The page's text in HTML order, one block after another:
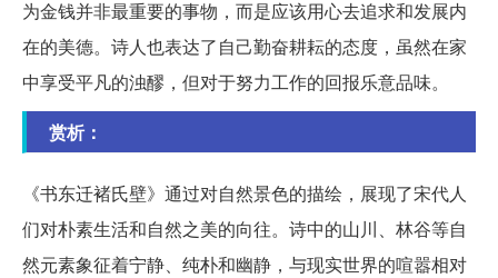
为金钱并非最重要的事物，而是应该用心去追求和发展内
在的美德。诗人也表达了自己勤奋耕耘的态度，虽然在家
中享受平凡的浊醪，但对于努力工作的回报乐意品味。
赏析：
《书东迁褚氏壁》通过对自然景色的描绘，展现了宋代人
们对朴素生活和自然之美的向往。诗中的山川、林谷等自
然元素象征着宁静、纯朴和幽静，与现实世界的喧嚣相对